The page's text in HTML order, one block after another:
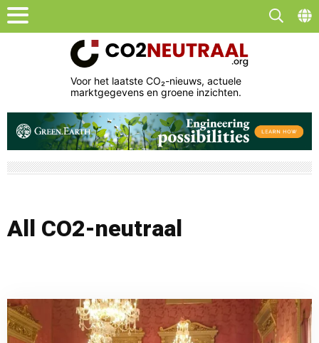
Voor het laatste CO₂-nieuws, actuele
marktgegevens en groene inzichten.
All CO2-neutraal